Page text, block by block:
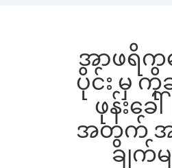
အာဖရိက
ပိုင်း မှ
ဖုန်းခေါ်
အတွက် အ
ချက်မ